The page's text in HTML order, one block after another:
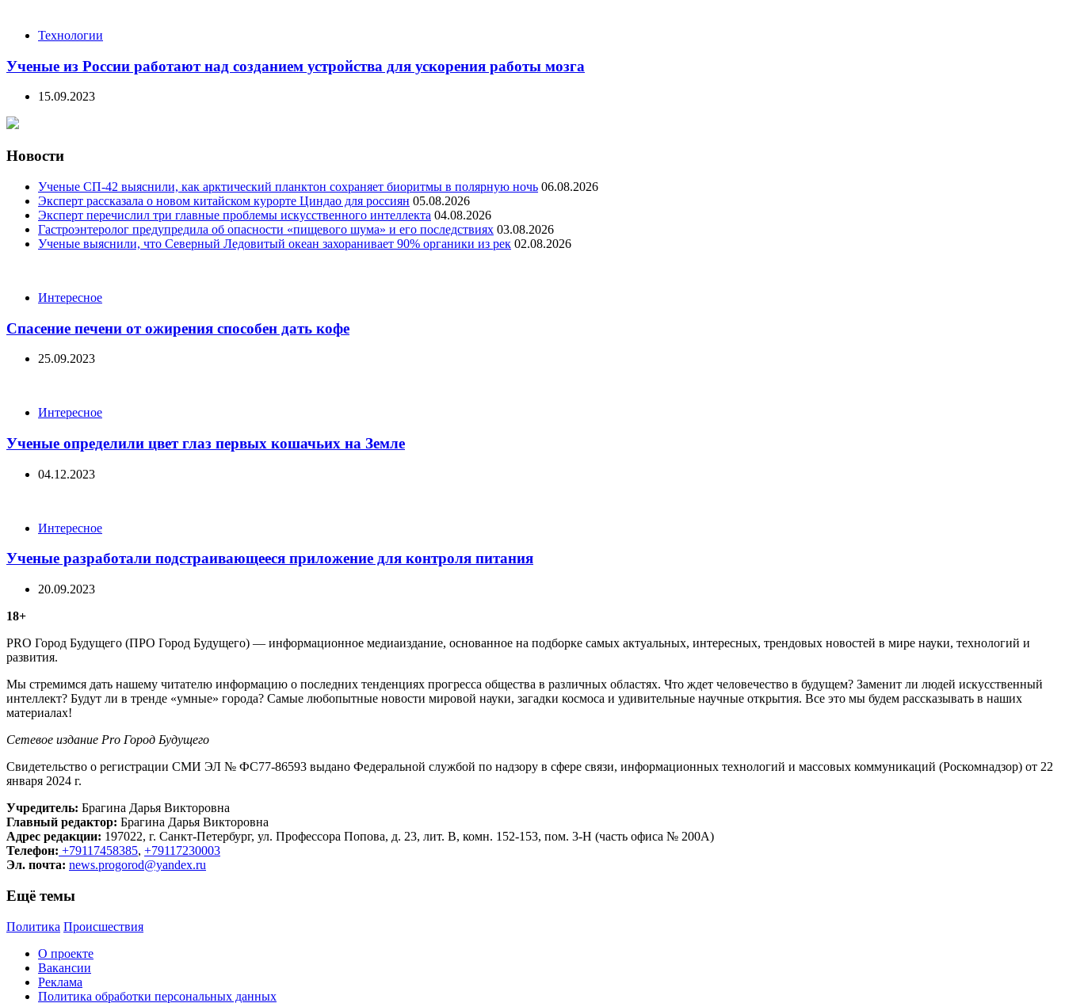
Технологии
Ученые из России работают над созданием устройства для ускорения работы мозга
15.09.2023
Новости
Ученые СП-42 выяснили, как арктический планктон сохраняет биоритмы в полярную ночь 06.08.2026
Эксперт рассказала о новом китайском курорте Циндао для россиян 05.08.2026
Эксперт перечислил три главные проблемы искусственного интеллекта 04.08.2026
Гастроэнтеролог предупредила об опасности «пищевого шума» и его последствиях 03.08.2026
Ученые выяснили, что Северный Ледовитый океан захоранивает 90% органики из рек 02.08.2026
CategoriesИнтересное
Спасение печени от ожирения способен дать кофе
25.09.2023
CategoriesИнтересное
Ученые определили цвет глаз первых кошачьих на Земле
04.12.2023
CategoriesИнтересное
Ученые разработали подстраивающееся приложение для контроля питания
20.09.2023
18+
PRO Город Будущего (ПРО Город Будущего) — информационное медиаиздание, основанное на подборке самых актуальных, интересных, трендовых новостей в мире науки, технологий и
развития.
Мы стремимся дать нашему читателю информацию о последних тенденциях прогресса общества в различных областях. Что ждет человечество в будущем? Заменит ли людей искусственный
интеллект? Будут ли в тренде «умные» города? Самые любопытные новости мировой науки, загадки космоса и удивительные научные открытия. Все это мы будем рассказывать в наших
материалах!
Сетевое издание Рrо Город Будущего
Свидетельство о регистрации СМИ ЭЛ № ФС77-86593 выдано Федеральной службой по надзору в сфере связи, информационных технологий и массовых коммуникаций (Роскомнадзор) от 22
января 2024 г.
Учредитель: Брагина Дарья Викторовна
Главный редактор: Брагина Дарья Викторовна
Адрес редакции: 197022, г. Санкт-Петербург, ул. Профессора Попова, д. 23, лит. В, комн. 152-153, пом. 3-Н (часть офиса № 200А)
Телефон: +79117458385, +79117230003
Эл. почта: news.progorod@yandex.ru
Ещё темы
Политика Происшествия
О проекте
Вакансии
Реклама
Политика обработки персональных данных